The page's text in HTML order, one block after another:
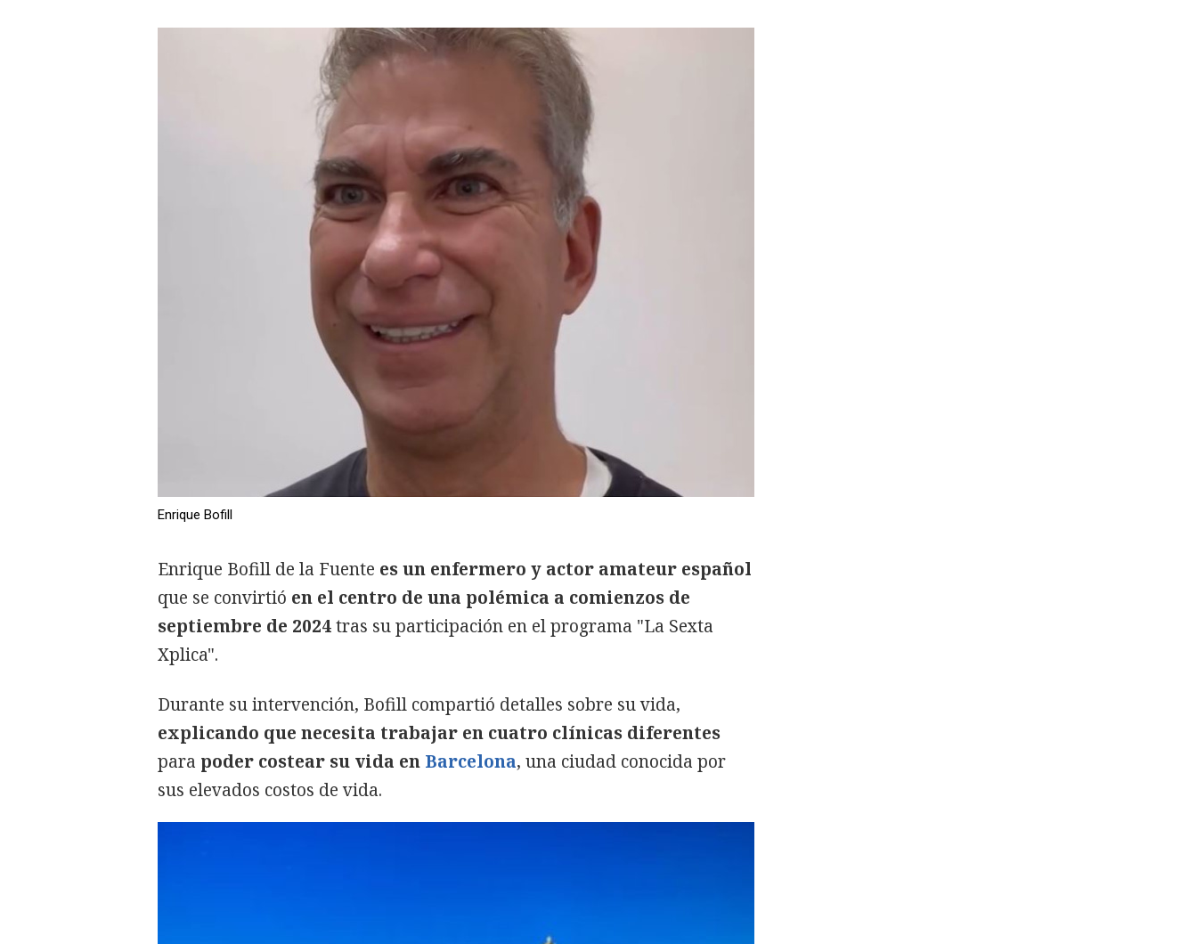
Enrique Bofill
Enrique Bofill de la Fuente es un enfermero y actor amateur español
que se convirtió en el centro de una polémica a comienzos de
septiembre de 2024tras su participación en el programa "La Sexta
Xplica".
Durante su intervención, Bofill compartió detalles sobre su vida,
explicando que necesita trabajar en cuatro clínicas diferentes
para poder costear su vida en Barcelona, una ciudad conocida por
sus elevados costos de vida.